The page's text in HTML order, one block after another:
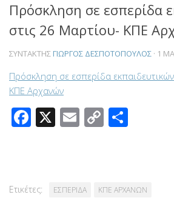
Πρόσκληση σε εσπερίδα
στις 26 Μαρτίου- ΚΠΕ
ΣΥΝΤΆΚΤΗΣ ΓΙΏΡΓΟΣ ΔΕΣΠΟΤΌΠΟΥΛΟΣ · 1
Πρόσκληση σε εσπερίδα
ΚΠΕ Αρχανών
Facebook
X Email
Copy
Ετικέτες: ΕΣΠΕΡΙΔΑ ΚΠΕ ΑΡΧΑΝΩΝ